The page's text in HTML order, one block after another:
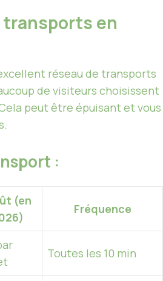
transports en
réseau de transports
de visiteurs choisissent
peut être épuisant et vous
:
(en
Fréquence
Toutes les 10 min